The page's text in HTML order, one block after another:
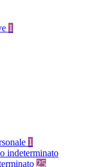
1
1
indeterminato
25